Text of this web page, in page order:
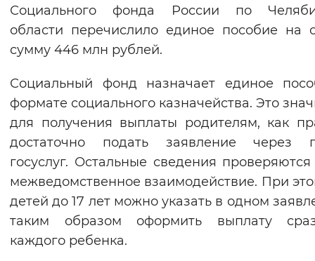
Синий фон
Изображения
Включены Выключены
Воспроизвести Остановить
Вернуть стандартные настройки
Социального фонда России по
области перечислило единое пособие на
сумму 446 млн рублей.
Социальный фонд назначает единое
формате социального казначейства. Это
для получения выплаты родителям, как
достаточно подать заявление через
госуслуг. Остальные сведения
межведомственное взаимодействие. При
детей до 17 лет можно указать в одном
таким образом оформить выплату
каждого ребенка.